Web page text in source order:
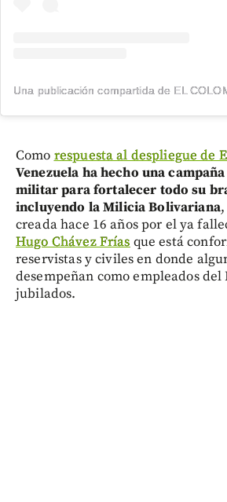
Como respuesta al despliegue de
Venezuela ha hecho una
militar para fortalecer todo su
incluyendo la Milicia Bolivariana
creada hace 16 años por el ya
Hugo Chávez Frías que está
reservistas y civiles en donde
desempeñan como empleados del
jubilados.